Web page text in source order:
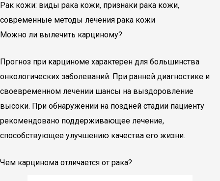
Рак кожи: виды рака кожи, признаки рака кожи,
современные методы лечения рака кожи
Можно ли вылечить карциному?
Прогноз при карциноме характерен для большинства
онкологических заболеваний. При ранней диагностике и
своевременном лечении шансы на выздоровление
высоки. При обнаружении на поздней стадии пациенту
рекомендовано поддерживающее лечение,
способствующее улучшению качества его жизни.
Чем карцинома отличается от рака?